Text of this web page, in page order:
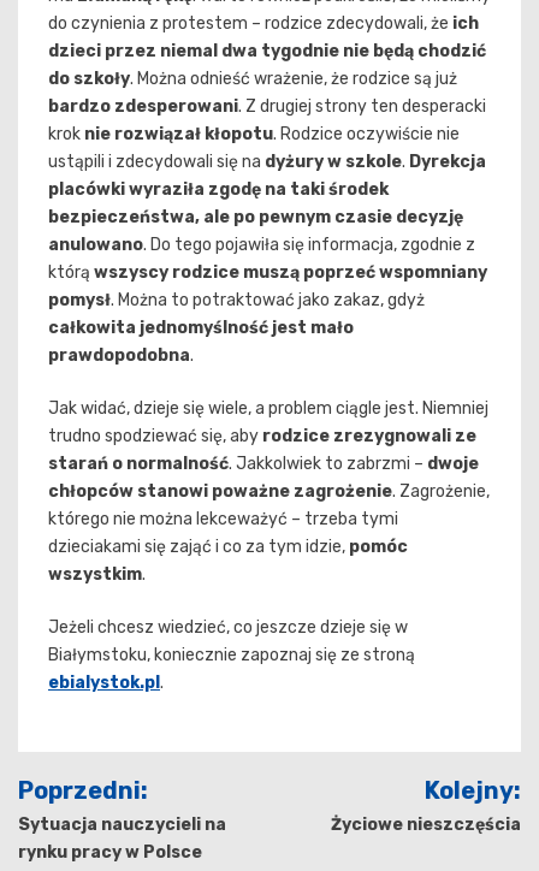
do czynienia z protestem – rodzice zdecydowali, że ich
dzieci przez niemal dwa tygodnie nie będą chodzić
do szkoły. Można odnieść wrażenie, że rodzice są już
bardzo zdesperowani. Z drugiej strony ten desperacki
krok nie rozwiązał kłopotu. Rodzice oczywiście nie
ustąpili i zdecydowali się na dyżury w szkole. Dyrekcja
placówki wyraziła zgodę na taki środek
bezpieczeństwa, ale po pewnym czasie decyzję
anulowano. Do tego pojawiła się informacja, zgodnie z
którą wszyscy rodzice muszą poprzeć wspomniany
pomysł. Można to potraktować jako zakaz, gdyż
całkowita jednomyślność jest mało
prawdopodobna.
Jak widać, dzieje się wiele, a problem ciągle jest. Niemniej
trudno spodziewać się, aby rodzice zrezygnowali ze
starań o normalność. Jakkolwiek to zabrzmi – dwoje
chłopców stanowi poważne zagrożenie. Zagrożenie,
którego nie można lekceważyć – trzeba tymi
dzieciakami się zająć i co za tym idzie, pomóc
wszystkim.
Jeżeli chcesz wiedzieć, co jeszcze dzieje się w
Białymstoku, koniecznie zapoznaj się ze stroną
ebialystok.pl .
Nawigacja
wpisu
Poprzedni:
Sytuacja nauczycieli na
rynku pracy w Polsce
Kolejny:
Życiowe nieszczęścia